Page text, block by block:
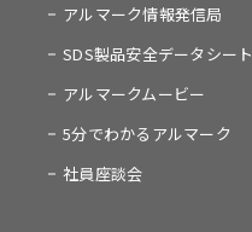
アルマーク情報発信局
SDS製品安全データシート
アルマークムービー
5分でわかるアルマーク
社員座談会